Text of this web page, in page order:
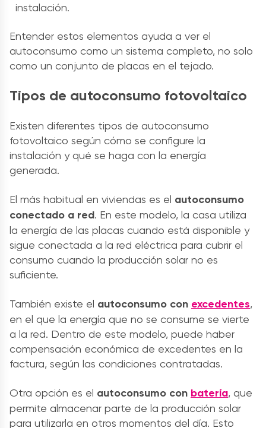
instalación.
Entender estos elementos ayuda a ver el
autoconsumo como un sistema completo, no solo
como un conjunto de placas en el tejado.
Tipos de autoconsumo fotovoltaico
Existen diferentes tipos de autoconsumo
fotovoltaico según cómo se configure la
instalación y qué se haga con la energía
generada.
El más habitual en viviendas es el autoconsumo
conectado a red. En este modelo, la casa utiliza
la energía de las placas cuando está disponible y
sigue conectada a la red eléctrica para cubrir el
consumo cuando la producción solar no es
suficiente.
También existe el autoconsumo con excedentes,
en el que la energía que no se consume se vierte
a la red. Dentro de este modelo, puede haber
compensación económica de excedentes en la
factura, según las condiciones contratadas.
Otra opción es el autoconsumo con batería, que
permite almacenar parte de la producción solar
para utilizarla en otros momentos del día. Esto